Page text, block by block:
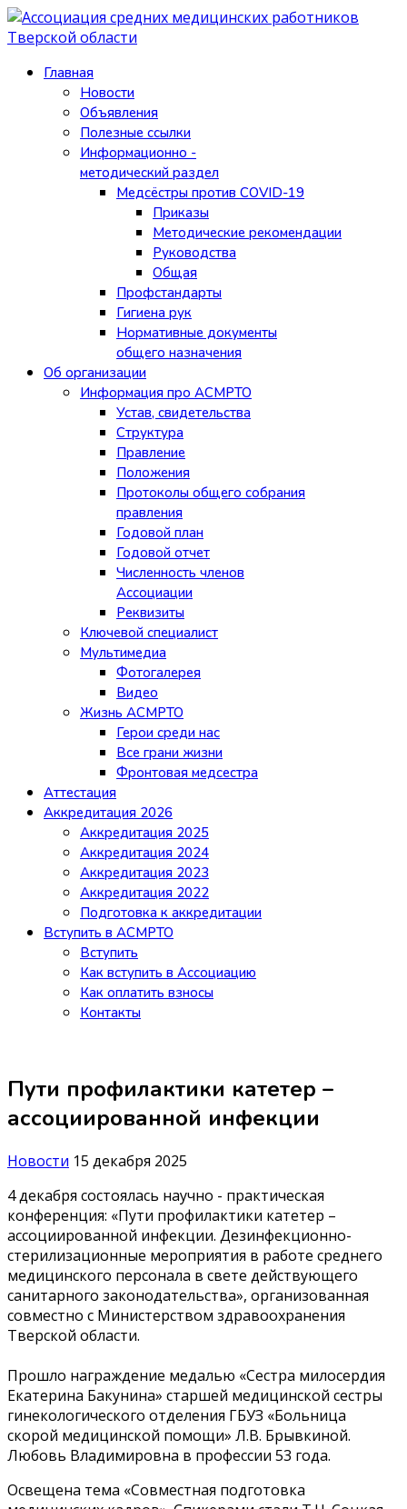
Главная
Новости
Объявления
Полезные ссылки
Информационно -
методический раздел
Медсёстры против COVID-19
Приказы
Методические рекомендации
Руководства
Общая
Профстандарты
Гигиена рук
Нормативные документы
общего назначения
Об организации
Информация про АСМРТО
Устав, свидетельства
Структура
Правление
Положения
Протоколы общего собрания
правления
Годовой план
Годовой отчет
Численность членов
Ассоциации
Реквизиты
Ключевой специалист
Мультимедиа
Фотогалерея
Видео
Жизнь АСМРТО
Герои среди нас
Все грани жизни
Фронтовая медсестра
Аттестация
Аккредитация 2026
Аккредитация 2025
Аккредитация 2024
Аккредитация 2023
Аккредитация 2022
Подготовка к аккредитации
Вступить в АСМРТО
Вступить
Как вступить в Ассоциацию
Как оплатить взносы
Контакты
Пути профилактики катетер –
ассоциированной инфекции
Новости 15 декабря 2025
4 декабря состоялась научно - практическая
конференция: «Пути профилактики катетер –
ассоциированной инфекции. Дезинфекционно-
стерилизационные мероприятия в работе среднего
медицинского персонала в свете действующего
санитарного законодательства», организованная
совместно с Министерством здравоохранения
Тверской области.
Прошло награждение медалью «Сестра милосердия
Екатерина Бакунина» старшей медицинской сестры
гинекологического отделения ГБУЗ «Больница
скорой медицинской помощи» Л.В. Брывкиной.
Любовь Владимировна в профессии 53 года.
Освещена тема «Совместная подготовка